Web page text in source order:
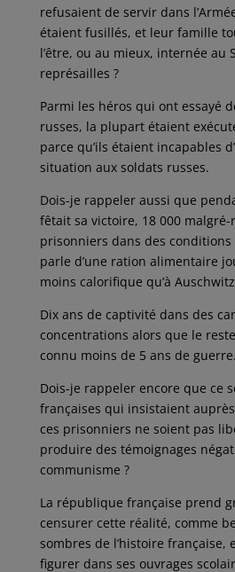
refusaient de servir dans
étaient fusillés, et leur famille
l’être, ou au mieux, internée au
représailles ?
Parmi les héros qui ont essayé
russes, la plupart étaient
parce qu’ils étaient incapables
situation aux soldats russes.
Dois-je rappeler aussi que
fêtait sa victoire, 18 000
prisonniers dans des conditions
parle d’une ration alimentaire
moins calorifique qu’à
Dix ans de captivité dans des
concentrations alors que le
connu moins de 5 ans de guerre.
Dois-je rappeler encore que ce
françaises qui insistaient auprès
ces prisonniers ne soient pas
produire des témoignages
communisme ?
La république française prend
censurer cette réalité, comme
sombres de l’histoire française,
figurer dans ses ouvrages